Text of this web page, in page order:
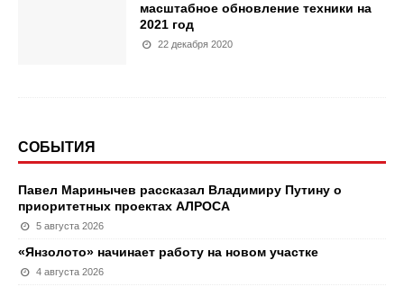
масштабное обновление техники на
2021 год
22 декабря 2020
СОБЫТИЯ
Павел Маринычев рассказал Владимиру Путину о
приоритетных проектах АЛРОСА
5 августа 2026
«Янзолото» начинает работу на новом участке
4 августа 2026